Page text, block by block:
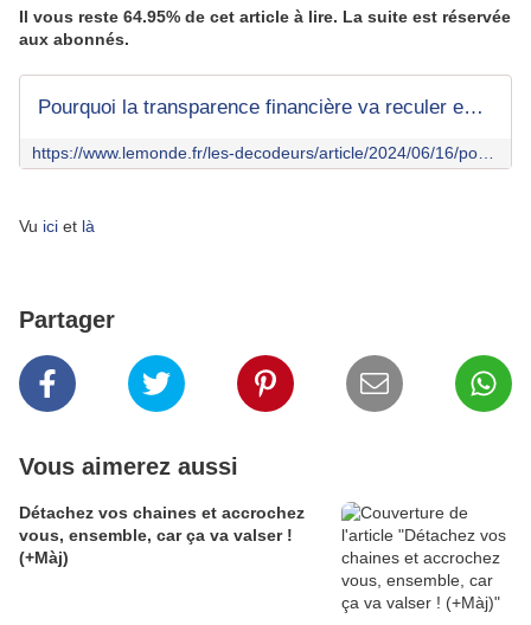
Il vous reste 64.95% de cet article à lire. La suite est réservée
aux abonnés.
Pourquoi la transparence financière va reculer en France, avec la fermeture du registre des bénéficiaires effectifs
Vu ici et là
Partager
Vous aimerez aussi
Détachez vos chaines et accrochez
vous, ensemble, car ça va valser !
(+Màj)